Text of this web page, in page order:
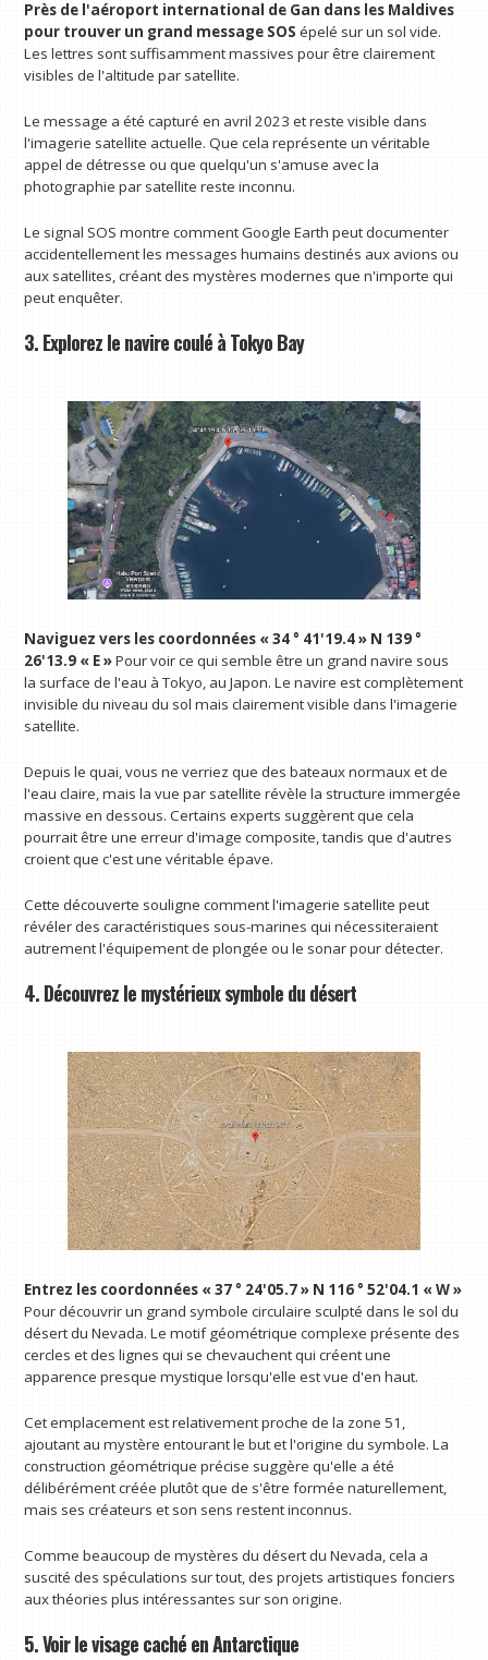
Près de l'aéroport international de Gan dans les Maldives
pour trouver un grand message SOS épelé sur un sol vide.
Les lettres sont suffisamment massives pour être clairement
visibles de l'altitude par satellite.
Le message a été capturé en avril 2023 et reste visible dans
l'imagerie satellite actuelle. Que cela représente un véritable
appel de détresse ou que quelqu'un s'amuse avec la
photographie par satellite reste inconnu.
Le signal SOS montre comment Google Earth peut documenter
accidentellement les messages humains destinés aux avions ou
aux satellites, créant des mystères modernes que n'importe qui
peut enquêter.
3. Explorez le navire coulé à Tokyo Bay
Naviguez vers les coordonnées « 34 ° 41'19.4 » N 139 °
26'13.9 « E »Pour voir ce qui semble être un grand navire sous
la surface de l'eau à Tokyo, au Japon. Le navire est complètement
invisible du niveau du sol mais clairement visible dans l'imagerie
satellite.
Depuis le quai, vous ne verriez que des bateaux normaux et de
l'eau claire, mais la vue par satellite révèle la structure immergée
massive en dessous. Certains experts suggèrent que cela
pourrait être une erreur d'image composite, tandis que d'autres
croient que c'est une véritable épave.
Cette découverte souligne comment l'imagerie satellite peut
révéler des caractéristiques sous-marines qui nécessiteraient
autrement l'équipement de plongée ou le sonar pour détecter.
4. Découvrez le mystérieux symbole du désert
Entrez les coordonnées « 37 ° 24'05.7 » N 116 ° 52'04.1 « W »
Pour découvrir un grand symbole circulaire sculpté dans le sol du
désert du Nevada. Le motif géométrique complexe présente des
cercles et des lignes qui se chevauchent qui créent une
apparence presque mystique lorsqu'elle est vue d'en haut.
Cet emplacement est relativement proche de la zone 51,
ajoutant au mystère entourant le but et l'origine du symbole. La
construction géométrique précise suggère qu'elle a été
délibérément créée plutôt que de s'être formée naturellement,
mais ses créateurs et son sens restent inconnus.
Comme beaucoup de mystères du désert du Nevada, cela a
suscité des spéculations sur tout, des projets artistiques fonciers
aux théories plus intéressantes sur son origine.
5. Voir le visage caché en Antarctique